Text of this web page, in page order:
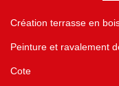
Création terrasse en
Peinture et ravalement
Cote